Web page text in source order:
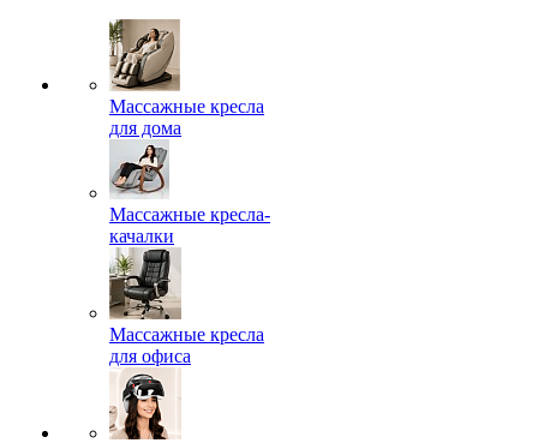
Массажные кресла
для дома
Массажные кресла-
качалки
Массажные кресла
для офиса